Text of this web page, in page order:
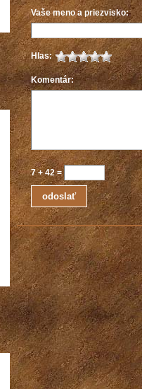
Vaše meno a priezvisko:
Hlas:
Komentár:
7 + 42=